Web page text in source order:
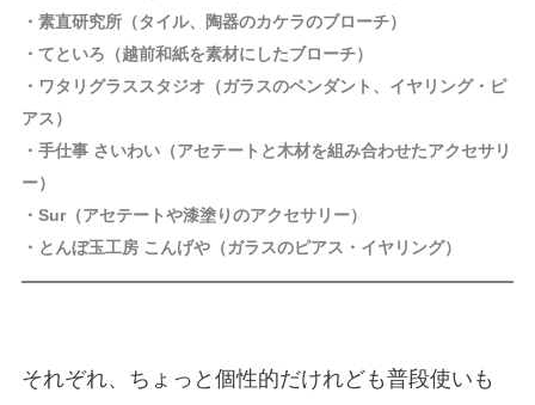
・素直研究所（タイル、陶器のカケラのブローチ）
・てといろ（越前和紙を素材にしたブローチ）
・ワタリグラススタジオ（ガラスのペンダント、イヤリング・ピ
アス）
・手仕事 さいわい（アセテートと木材を組み合わせたアクセサリ
ー）
・Sur（アセテートや漆塗りのアクセサリー）
・とんぼ玉工房 こんげや（ガラスのピアス・イヤリング）
それぞれ、ちょっと個性的だけれども普段使いも